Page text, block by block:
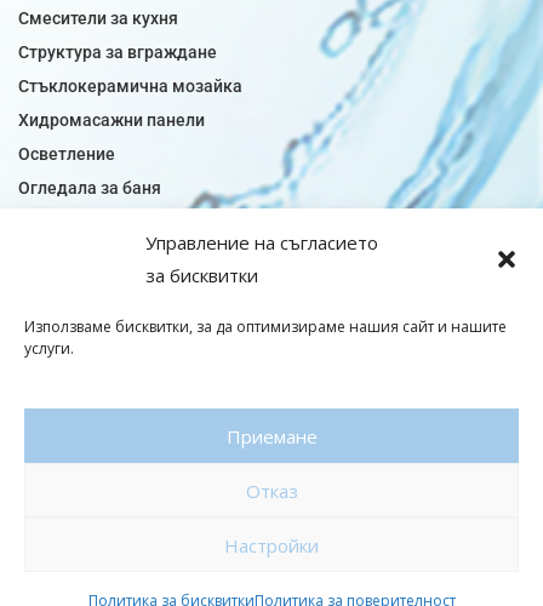
Управление на съгласието
за бисквитки
Използваме бисквитки, за да оптимизираме нашия сайт и нашите
услуги.
Приемане
Отказ
Настройки
Политика за бисквиткиПолитика за поверителност
Смесители за кухня
Структура за вграждане
Стъклокерамична мозайка
Хидромасажни панели
Осветление
Огледала за баня
Плочки за кухня
Подови лентова сифони
Подови плочки
Политика за поверителност